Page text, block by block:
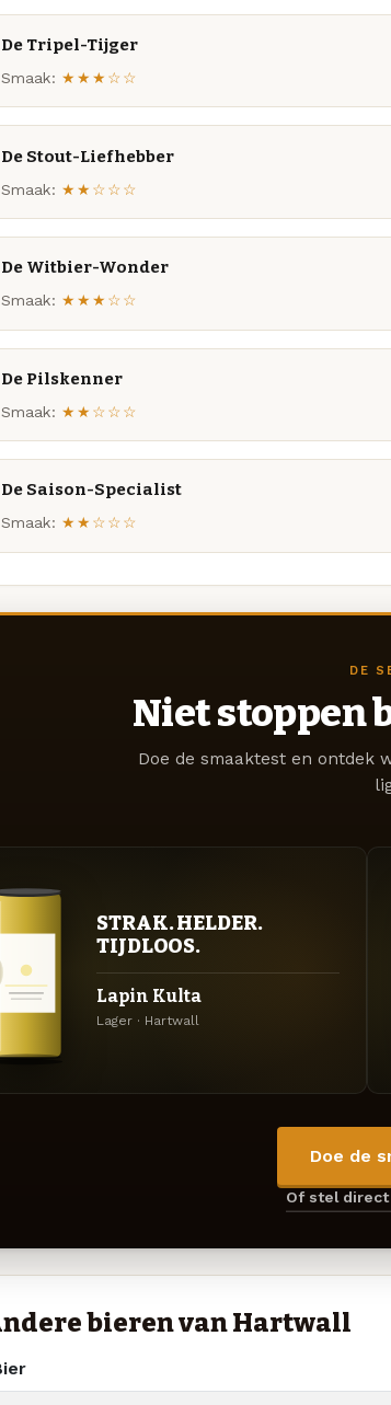
De Tripel-Tijger
Smaak: ★★★☆☆
De Stout-Liefhebber
Smaak: ★★☆☆☆
De Witbier-Wonder
Smaak: ★★★☆☆
De Pilskenner
Smaak: ★★☆☆☆
De Saison-Specialist
Smaak: ★★☆☆☆
DE
Niet stoppen
Doe de smaaktest en ontdek
STRAK. HELDER.
TIJDLOOS.
Lapin Kulta
Lager · Hartwall
Doe de
Of stel
bieren van Hartwall